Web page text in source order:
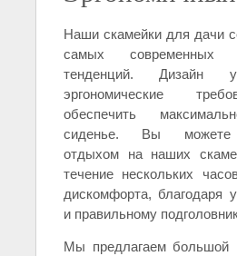
Наши скамейки для дачи
самых современных
тенденций. Дизайн
эргономические
обеспечить
сиденье. Вы можете
отдыхом на наших
течение нескольких
дискомфорта, благодаря
и правильному
Мы предлагаем большой